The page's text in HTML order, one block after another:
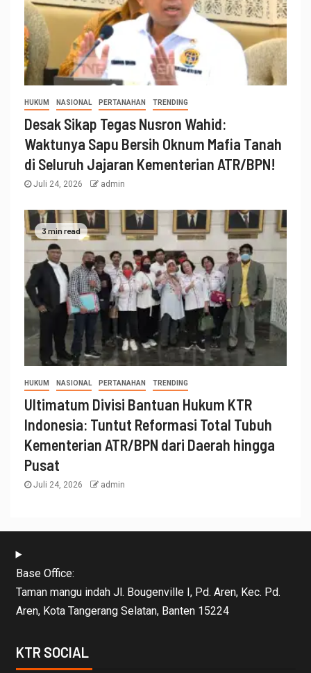
HUKUM NASIONAL PERTANAHAN TRENDING
Desak Sikap Tegas Nusron Wahid:
Waktunya Sapu Bersih Oknum Mafia Tanah
di Seluruh Jajaran Kementerian ATR/BPN!
Juli 24, 2026 admin
3 min read
HUKUM NASIONAL PERTANAHAN TRENDING
Ultimatum Divisi Bantuan Hukum KTR
Indonesia: Tuntut Reformasi Total Tubuh
Kementerian ATR/BPN dari Daerah hingga
Pusat
Juli 24, 2026 admin
Base Office:
Taman mangu indah Jl. Bougenville I, Pd. Aren, Kec. Pd.
Aren, Kota Tangerang Selatan, Banten 15224
KTR SOCIAL